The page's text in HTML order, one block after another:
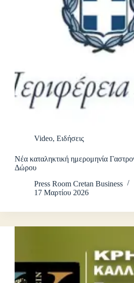
Video, Ειδήσεις
Νέα καταληκτική ημερομηνία
Δώρου
Press Room Cretan Business
17 Μαρτίου 2026